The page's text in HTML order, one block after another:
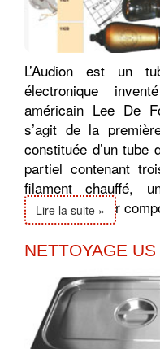
L’Audion est un
électronique
américain Lee De
s’agit de la
constituée d’un tube
partiel contenant
filament chauffé,
plaque. Premier
Lire la suite »
NETTOYAGE US